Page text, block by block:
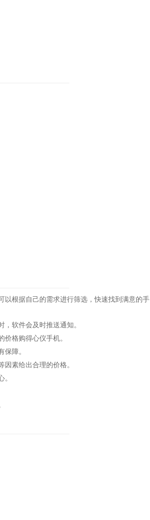
根据自己的需求进行筛选，快速找到满意的手
软件会及时推送通知。
格购得心仪手机。
障。
素给出合理的价格。